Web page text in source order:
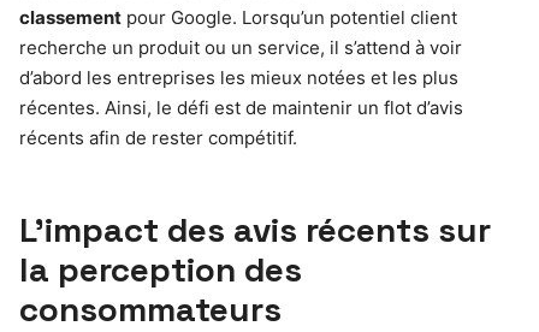
classement pour Google. Lorsqu’un potentiel client
recherche un produit ou un service, il s’attend à voir
d’abord les entreprises les mieux notées et les plus
récentes. Ainsi, le défi est de maintenir un flot d’avis
récents afin de rester compétitif.
L’impact des avis récents sur
la perception des
consommateurs